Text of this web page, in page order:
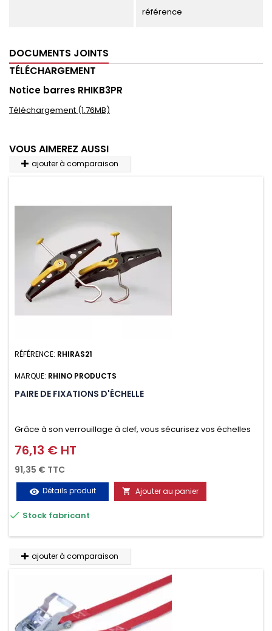
référence
DOCUMENTS JOINTS
TÉLÉCHARGEMENT
Notice barres RHIKB3PR
Téléchargement (1.76MB)
VOUS AIMEREZ AUSSI
ajouter à comparaison
RÉFÉRENCE: RHIRAS21
MARQUE: RHINO PRODUCTS
PAIRE DE FIXATIONS D'ÉCHELLE
Grâce à son verrouillage à clef, vous sécurisez vos échelles
d'un seul geste aussi bien contre le vol que pendant le
transport. Référence vendue par paire.
Prix
76,13 € HT
91,35 € TTC
visibility Détails produit  Ajouter au panier
 Stock fabricant
ajouter à comparaison